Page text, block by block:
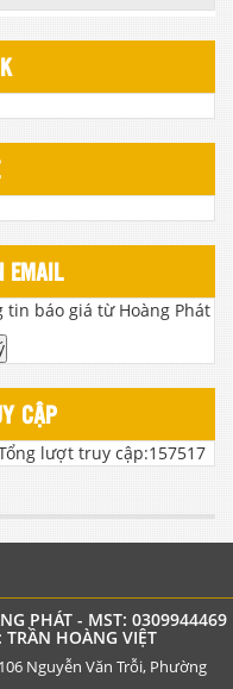
EMAIL
báo giá từ Hoàng Phát
CẬP
lượt truy cập:157517
PHÁT - MST: 0309944469
HOÀNG VIỆT
Nguyễn Văn Trỗi, Phường